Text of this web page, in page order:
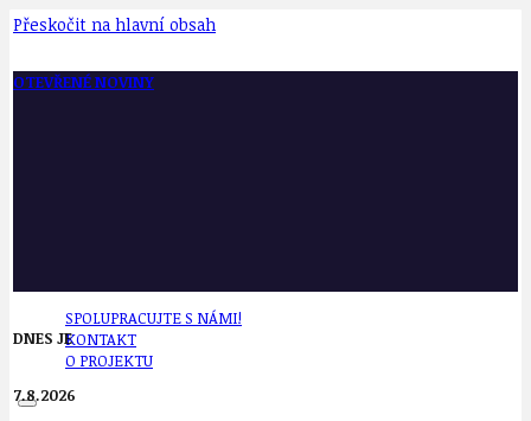
Přeskočit na hlavní obsah
OTEVŘENÉ NOVINY
SPOLUPRACUJTE S NÁMI!
KONTAKT
O PROJEKTU
DNES JE
7.8.2026